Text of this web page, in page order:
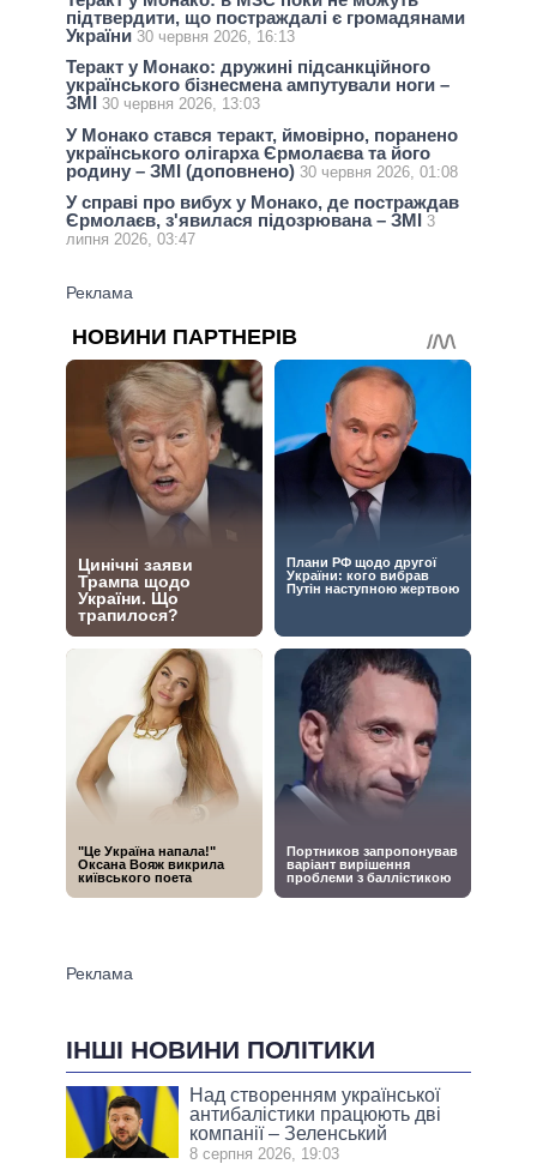
підтвердити, що постраждалі є громадянами
України 30 червня 2026, 16:13
Теракт у Монако: дружині підсанкційного
українського бізнесмена ампутували ноги –
ЗМІ 30 червня 2026, 13:03
У Монако стався теракт, ймовірно, поранено
українського олігарха Єрмолаєва та його
родину – ЗМІ (доповнено) 30 червня 2026, 01:08
У справі про вибух у Монако, де постраждав
Єрмолаєв, з'явилася підозрювана – ЗМІ 3
липня 2026, 03:47
ІНШІ НОВИНИ ПОЛІТИКИ
Над створенням української
антибалістики працюють дві
компанії – Зеленський
8 серпня 2026, 19:03